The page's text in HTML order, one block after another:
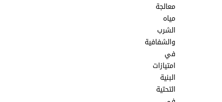
معالجة
مياه
الشرب
والشفافية
في
امتيازات
البنية
التحتية